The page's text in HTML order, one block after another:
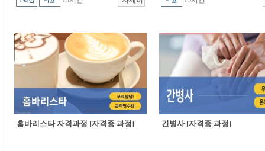
홈바리스타 자격과정 [자격증 과정] 간병사 [자격증 과정]